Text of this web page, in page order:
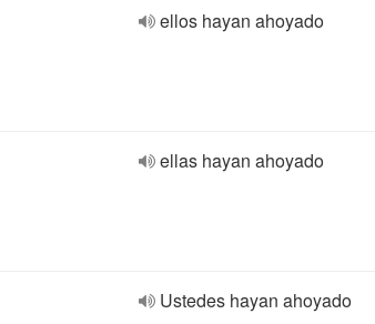
ellos hayan ahoyado
ellas hayan ahoyado
Ustedes hayan ahoyado